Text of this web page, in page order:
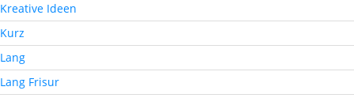
Kreative Ideen
Kurz
Lang
Lang Frisur